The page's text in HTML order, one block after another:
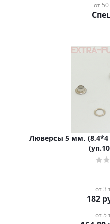
от
Люверсы 5 мм, (8,4*4
от 3
182
от 5